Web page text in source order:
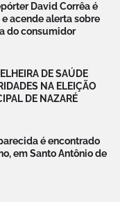
David Corrêa é
acende alerta sobre
do consumidor
DE SAÚDE
NA ELEIÇÃO
DE NAZARÉ
é encontrado
em Santo Antônio de